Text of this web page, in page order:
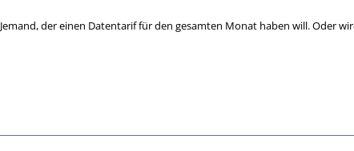
Jemand, der einen Datentarif für den gesamten Monat haben will. Oder